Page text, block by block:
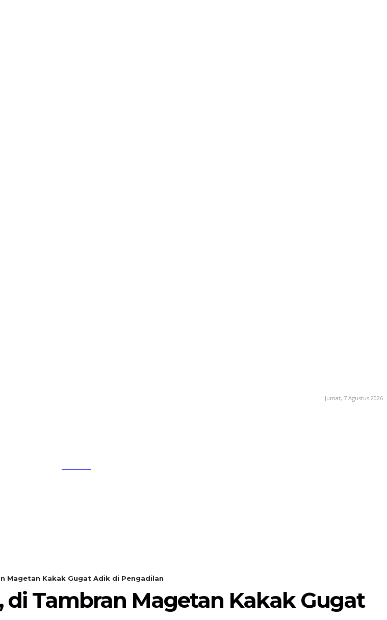
Jumat, 7 Agustus 2026
Magetan Kakak Gugat Adik di Pengadilan
di Tambran Magetan Kakak Gugat